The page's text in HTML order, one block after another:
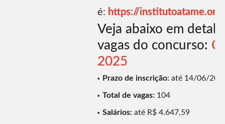
é: https://
Veja abaixo em
vagas do concurso:
2025
Prazo de inscrição:até 14/06/
Total de vagas:104
Salários:até R$ 4.647,59